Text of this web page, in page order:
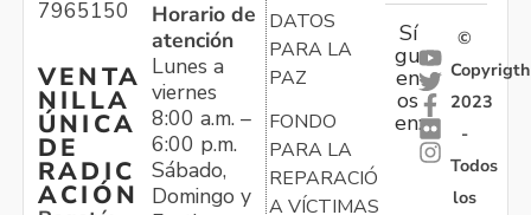
7965150
VENTA
NILLA
ÚNICA
DE
RADIC
ACIÓN
Horario de
atención
Lunes a
viernes
8:00 a.m. –
6:00 p.m.
Sábado,
Domingo y
DATOS
PARA LA
PAZ
FONDO
PARA LA
REPARACIÓN
A VÍCTIMAS
Sí
gu
en
os
en:
©
Copyrigth
2023
-
Todos
los